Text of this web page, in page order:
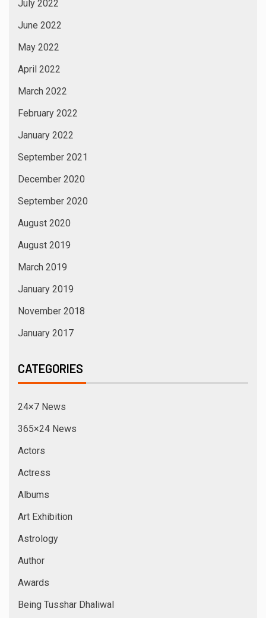
July 2022
June 2022
May 2022
April 2022
March 2022
February 2022
January 2022
September 2021
December 2020
September 2020
August 2020
August 2019
March 2019
January 2019
November 2018
January 2017
CATEGORIES
24×7 News
365×24 News
Actors
Actress
Albums
Art Exhibition
Astrology
Author
Awards
Being Tusshar Dhaliwal